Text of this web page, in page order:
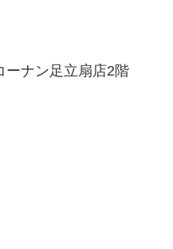
ーナン足立扇店2階